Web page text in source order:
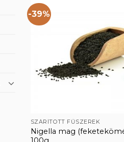
-39%
SZÁRÍTOTT FŰSZEREK
Nigella mag